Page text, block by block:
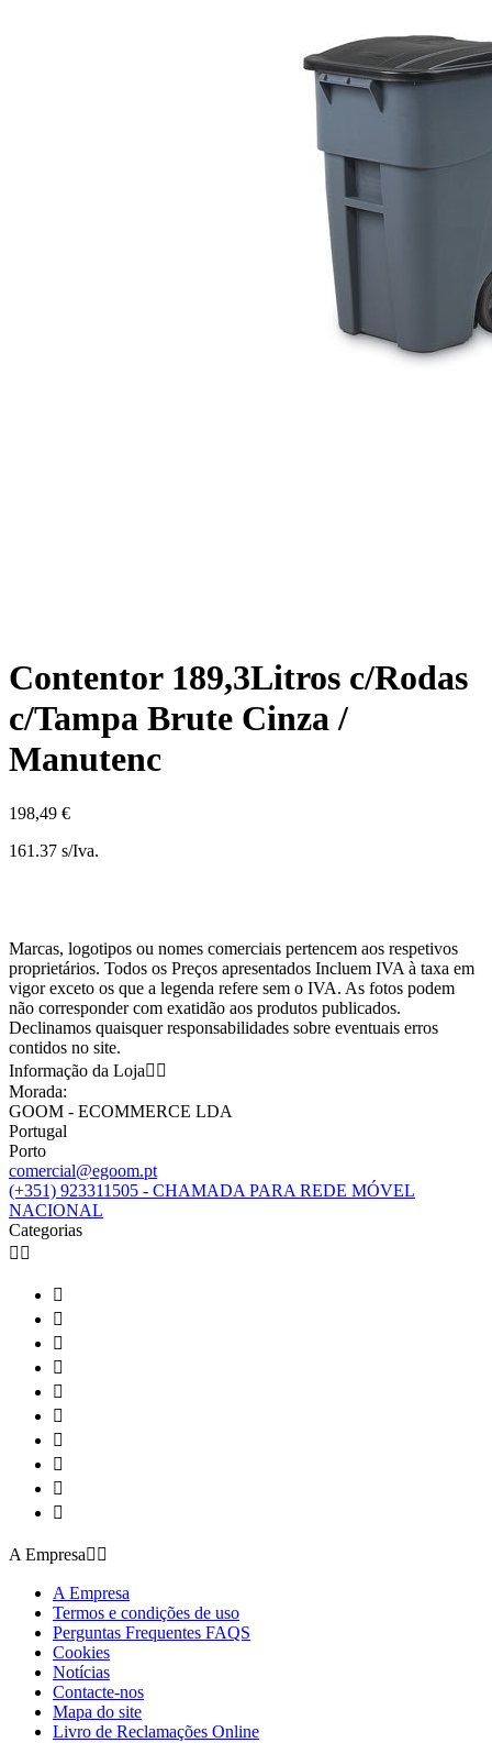
Contentor 189,3Litros c/Rodas
c/Tampa Brute Cinza /
Manutenc
198,49 €
161.37 s/Iva.
Marcas, logotipos ou nomes comerciais pertencem aos respetivos
proprietários. Todos os Preços apresentados Incluem IVA à taxa em
vigor exceto os que a legenda refere sem o IVA. As fotos podem
não corresponder com exatidão aos produtos publicados.
Declinamos quaisquer responsabilidades sobre eventuais erros
contidos no site.
Informação da Loja 
Morada:
GOOM - ECOMMERCE LDA
Portugal
Porto
comercial@egoom.pt
(+351) 923311505 - CHAMADA PARA REDE MÓVEL
NACIONAL
Categorias
 










A Empresa 
A Empresa
Termos e condições de uso
Perguntas Frequentes FAQS
Cookies
Notícias
Contacte-nos
Mapa do site
Livro de Reclamações Online